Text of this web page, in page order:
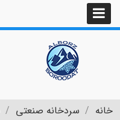
خانه سردخانه صنعتی